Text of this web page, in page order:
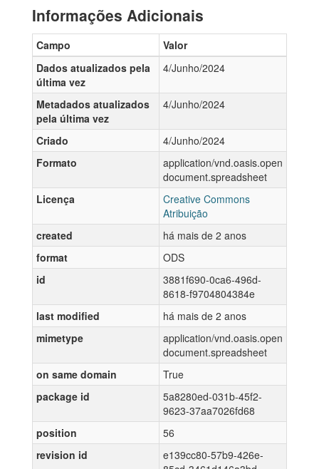
Informações Adicionais
Campo
Valor
Dados atualizados pela
última vez
4/Junho/2024
Metadados atualizados
pela última vez
4/Junho/2024
Criado
4/Junho/2024
Formato
application/vnd.oasis.open
document.spreadsheet
Licença
Creative Commons
Atribuição
created
há mais de 2 anos
format
ODS
id
3881f690-0ca6-496d-
8618-f9704804384e
last modified
há mais de 2 anos
mimetype
application/vnd.oasis.open
document.spreadsheet
on same domain
True
package id
5a8280ed-031b-45f2-
9623-37aa7026fd68
position
56
revision id
e139cc80-57b9-426e-